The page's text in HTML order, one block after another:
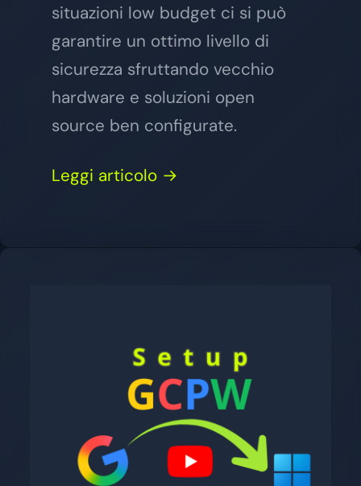
situazioni low budget ci si può
garantire un ottimo livello di
sicurezza sfruttando vecchio
hardware e soluzioni open
source ben configurate.
Leggi articolo →